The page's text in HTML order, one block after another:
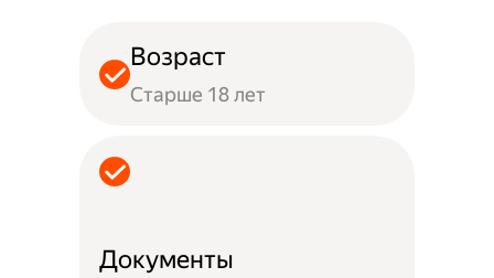
Возраст
Старше 18 лет
Документы